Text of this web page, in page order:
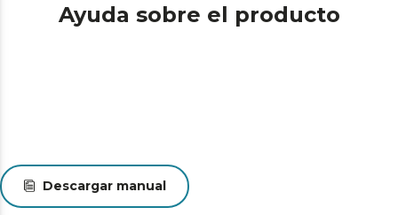
Ayuda sobre el producto
Descargar manual